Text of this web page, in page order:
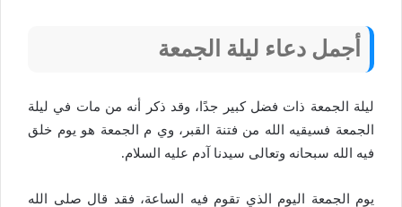
أجمل دعاء ليلة الجمعة
ليلة الجمعة ذات فضل كبير جدًا، وقد ذكر أنه من مات في ليلة
الجمعة فسيقيه الله من فتنة القبر، وي م الجمعة هو يوم خلق
فيه الله سبحانه وتعالى سيدنا آدم عليه السلام.
يوم الجمعة اليوم الذي تقوم فيه الساعة، فقد قال صلى الله